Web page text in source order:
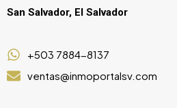
San Salvador, El Salvador
+503 7884-8137
ventas@inmoportalsv.com